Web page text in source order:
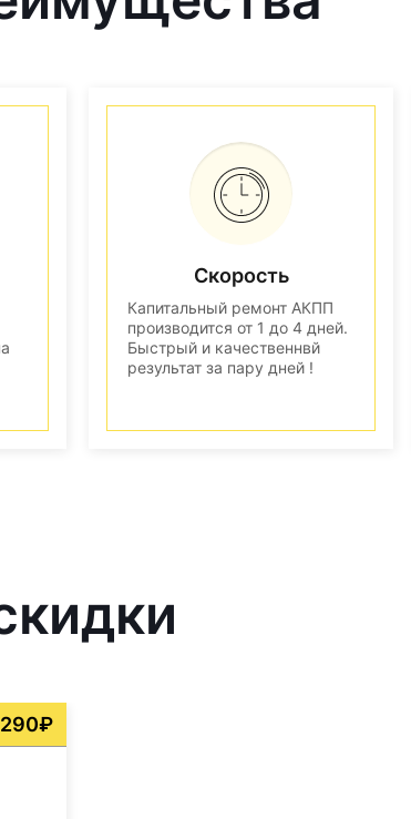
Скорость
Капитальный ремонт АКПП
производится от 1 до 4 дней.
Быстрый и качественнвй
результат за пару дней !